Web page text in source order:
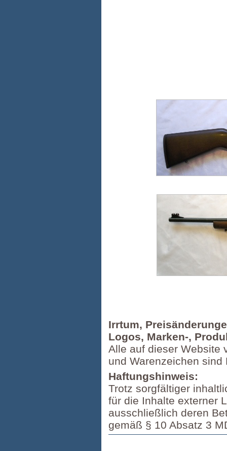
Irrtum,
Logos, Marken-,
Alle auf dieser Website
und Warenzeichen
Haftungshinweis:
Trotz sorgfältiger
für die Inhalte externer
ausschließlich deren
gemäß § 10 Absatz 3